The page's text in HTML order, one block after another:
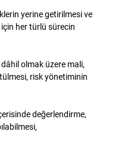
yerine getirilmesi ve
her türlü sürecin
dâhil olmak üzere mali,
risk yönetiminin
değerlendirme,